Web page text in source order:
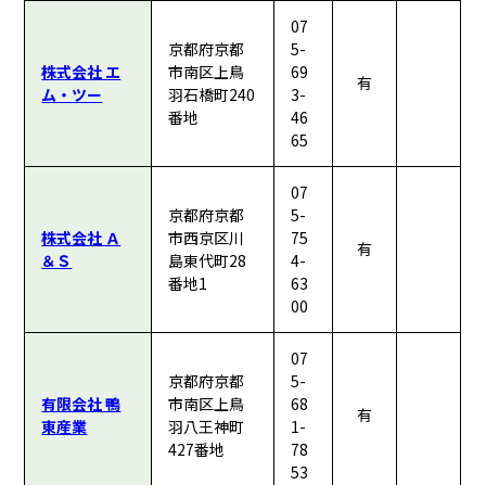
株式会社 エ
ム・ツー
京都府京都
市南区上鳥
羽石橋町240
番地
07
5-
69
3-
46
65
有
株式会社 Ａ
＆Ｓ
京都府京都
市西京区川
島東代町28
番地1
07
5-
75
4-
63
00
有
有限会社 鴨
東産業
京都府京都
市南区上鳥
羽八王神町
427番地
07
5-
68
1-
78
53
有